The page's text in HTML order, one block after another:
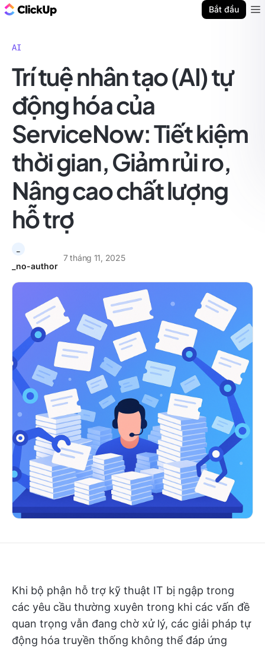
Bắt đầu
AI
Trí tuệ nhân tạo (AI) tự
động hóa của
ServiceNow: Tiết kiệm
thời gian, Giảm rủi ro,
Nâng cao chất lượng
hỗ trợ
_no-author
7 tháng 11, 2025
Khi bộ phận hỗ trợ kỹ thuật IT bị ngập trong
các yêu cầu thường xuyên trong khi các vấn đề
quan trọng vẫn đang chờ xử lý, các giải pháp tự
động hóa truyền thống không thể đáp ứng